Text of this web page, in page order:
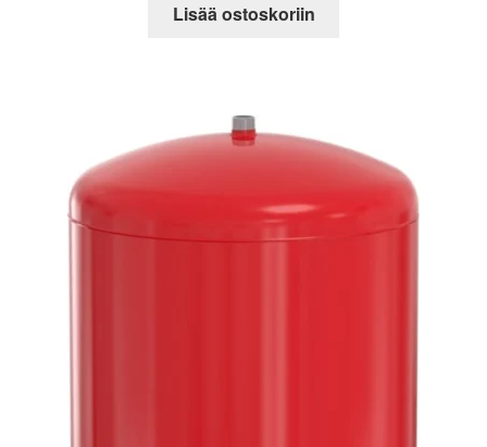
Lisää ostoskoriin